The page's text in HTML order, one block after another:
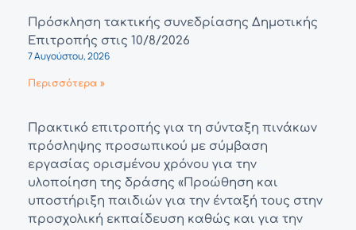
Πρόσκληση τακτικής συνεδρίασης Δημοτικής
Επιτροπής στις 10/8/2026
7 Αυγούστου, 2026
Περισσότερα »
Πρακτικό επιτροπής για τη σύνταξη πινάκων
πρόσληψης προσωπικού με σύμβαση
εργασίας ορισμένου χρόνου για την
υλοποίηση της δράσης «Προώθηση και
υποστήριξη παιδιών για την ένταξή τους στην
προσχολική εκπαίδευση καθώς και για την